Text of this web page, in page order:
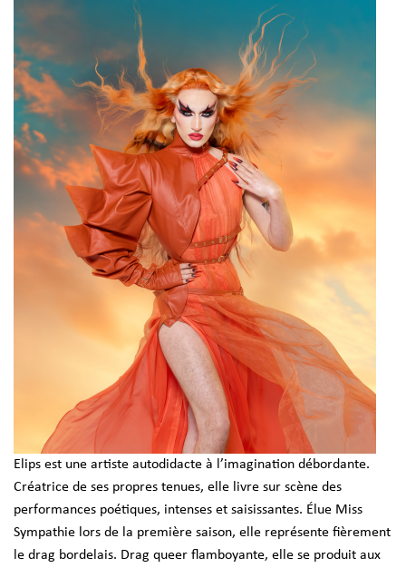
Elips est une artiste autodidacte à l’imagination débordante.
Créatrice de ses propres tenues, elle livre sur scène des
performances poétiques, intenses et saisissantes. Élue Miss
Sympathie lors de la première saison, elle représente fièrement
le drag bordelais. Drag queer flamboyante, elle se produit aux